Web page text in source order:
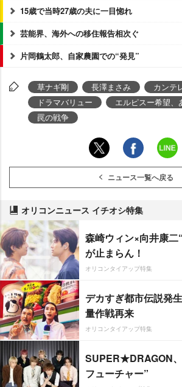
15歳で当時27歳の夫に一目惚れ
芸能界、海外への移住報告相次ぐ
片岡鶴太郎、自家農園での“発見”
草ナギ剛 長澤まさみ カンテ
ドラマバリュー
エルピスー希望、
罠の戦争
ニュース一覧へ戻る
オリコンニュース イチオシ特集
森崎ウィン×向井康
が止まらん！
オリコンタイアップ特集
デカすぎ都市伝説発
量作戦再来
オリコンタイアップ特集
SUPER★DRAGON
フューチャー”